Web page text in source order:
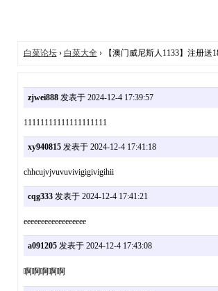
白菜论坛› 白菜大全› 【澳门威尼斯人1133】注册送
zjwei888发表于 2024-12-4 17:39:57
11111111111111111111
xy940815发表于 2024-12-4 17:41:18
chhcujvjvuvuvivigigivigihii
cqg333发表于 2024-12-4 17:41:21
eeeeeeeeeeeeeeeeee
a091205发表于 2024-12-4 17:43:08
啊啊啊啊啊